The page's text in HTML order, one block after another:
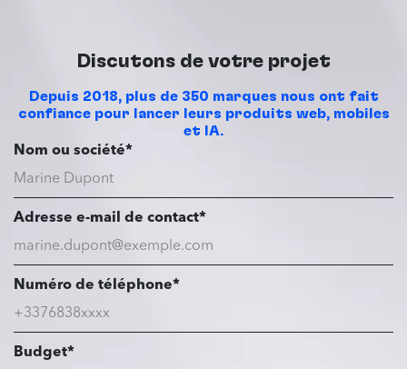
Discutons de votre projet
Depuis 2018, plus de 350 marques nous ont fait
confiance pour lancer leurs produits web, mobiles
et IA.
Nom ou société*
Adresse e-mail de contact*
Numéro de téléphone*
Budget*